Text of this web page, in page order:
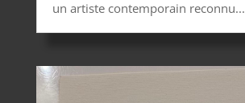
un artiste contemporain reconnu...